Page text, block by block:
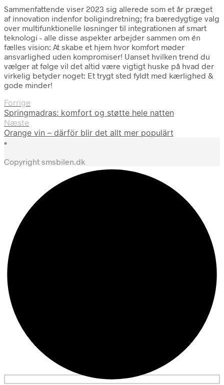
Sammenfattende viser 2023 sig allerede som et år præget
af innovation indenfor boligindretning; fra bæredygtige valg
over multifunktionelle løsninger til integrationen af smart
teknologi - alle disse aspekter arbejder sammen om én
fælles vision: At skabe et hjem hvor komfort møder
ansvarlighed uden kompromiser! Uanset hvilken trend du
vælger at følge vil det altid være vigtigt huske på hvad der
virkelig betyder noget: Et trygt sted fyldt med kærlighed &
gode minder!
Forrige
Springmadras: komfort og støtte hele natten
Næste
Orange vin – därför blir det allt mer populärt
•
Copyright smsbilen.dk